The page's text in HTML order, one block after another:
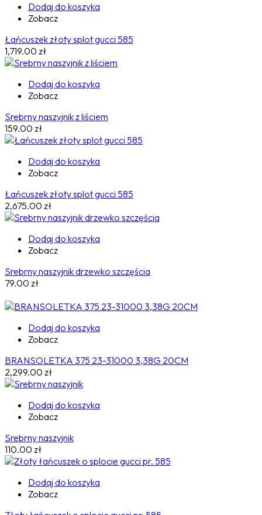
Dodaj do koszyka
Zobacz
Łańcuszek złoty splot gucci 585
1,719.00 zł
Dodaj do koszyka
Zobacz
Srebrny naszyjnik z liściem
159.00 zł
Dodaj do koszyka
Zobacz
Łańcuszek złoty splot gucci 585
2,675.00 zł
Dodaj do koszyka
Zobacz
Srebrny naszyjnik drzewko szczęścia
79.00 zł
Dodaj do koszyka
Zobacz
BRANSOLETKA 375 23-31000 3,38G 20CM
2,299.00 zł
Dodaj do koszyka
Zobacz
Srebrny naszyjnik
110.00 zł
Dodaj do koszyka
Zobacz